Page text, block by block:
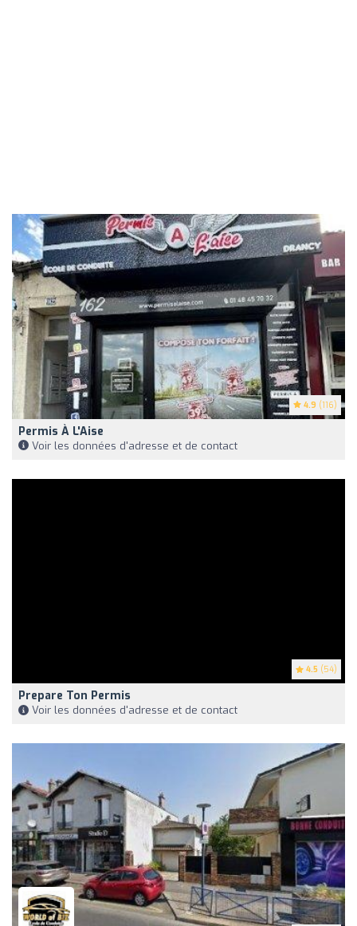
4.9 (116)
Permis À L'Aise
Voir les données d'adresse et de contact
4.5 (54)
Prepare Ton Permis
Voir les données d'adresse et de contact